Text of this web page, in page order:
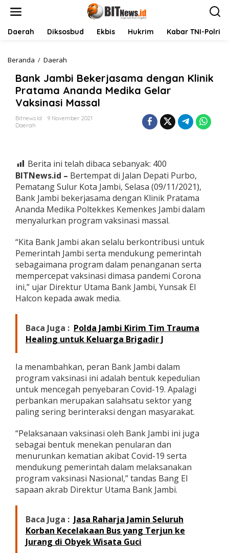
Daerah Diksosbud Ekbis Hukrim Kabar TNI-Polri
Beranda / Daerah
n
k
J
a
m
k
e
r
j
a
s
m
d
e
n
g
a
n
K
n
i
k
r
a
t
a
m
a
a
n
d
a
M
e
d
a
G
e
l
Bank Jambi Bekerjasama dengan Klinik
Pratama Ananda Medika Gelar
Vaksinasi Massal
Bitnews.id
9 November 2021
Daerah
Berita ini telah dibaca sebanyak: 400
BITNews.id – Bertempat di Jalan Depati Purbo,
Pematang Sulur Kota Jambi, Selasa (09/11/2021),
Bank Jambi bekerjasama dengan Klinik Pratama
Ananda Medika Poltekkes Kemenkes Jambi dalam
menyalurkan program vaksinasi massal.
“Kita Bank Jambi akan selalu berkontribusi untuk
Pemerintah Jambi serta mendukung pemerintah
sebagaimana program dalam penanganan serta
mempercepat vaksinasi dimasa pandemi Corona
ini,” ujar Direktur Utama Bank Jambi, Yunsak El
Halcon kepada awak media.
Baca Juga : Polda Jambi Kirim Tim Trauma
Healing untuk Keluarga Brigadir J
Ia menambahkan, peran Bank Jambi dalam
program vaksinasi ini adalah bentuk kepedulian
untuk mencegah penyebaran Covid-19. Apalagi
perbankan merupakan salahsatu sektor yang
paling sering berinteraksi dengan masyarakat.
“Pelaksanaan vaksinasi oleh Bank Jambi ini juga
sebagai bentuk menekan penularan dan
menurunkan kematian akibat Covid-19 serta
mendukung pemerintah dalam melaksanakan
program vaksinasi Nasional,” tandas Bang El
sapaan akrab Direktur Utama Bank Jambi.
Baca Juga : Jasa Raharja Jamin Seluruh
Korban Kecelakaan Bus yang Terjun ke
Jurang di Obyek Wisata Guci